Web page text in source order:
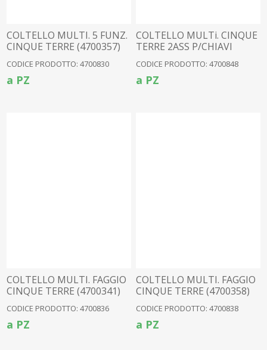
COLTELLO MULTI. 5 FUNZ.
CINQUE TERRE (4700357)
CODICE PRODOTTO: 4700830
a PZ
COLTELLO MULTi. CINQUE
TERRE 2ASS P/CHIAVI
CODICE PRODOTTO: 4700848
a PZ
COLTELLO MULTI. FAGGIO
CINQUE TERRE (4700341)
CODICE PRODOTTO: 4700836
a PZ
COLTELLO MULTI. FAGGIO
CINQUE TERRE (4700358)
CODICE PRODOTTO: 4700838
a PZ